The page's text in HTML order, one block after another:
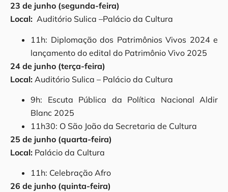
23 de junho (segunda-feira)
Local: Auditório Sulica –Palácio da Cultura
11h: Diplomação dos Patrimônios Vivos 2024 e
lançamento do edital do Patrimônio Vivo 2025
24 de junho (terça-feira)
Local: Auditório Sulica – Palácio da Cultura
9h: Escuta Pública da Política Nacional Aldir
Blanc 2025
11h30: O São João da Secretaria de Cultura
25 de junho (quarta-feira)
Local: Palácio da Cultura
11h: Celebração Afro
26 de junho (quinta-feira)